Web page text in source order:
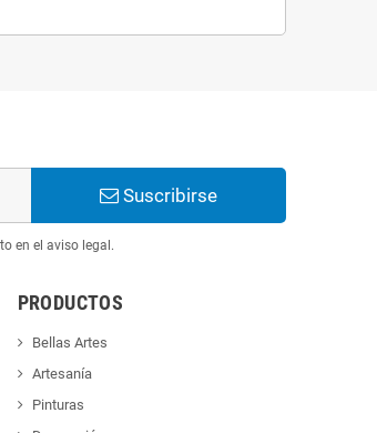
Suscribirse
en el aviso legal.
PRODUCTOS
Bellas Artes
Artesanía
Pinturas